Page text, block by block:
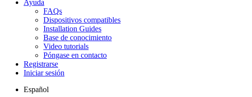
Ayuda
FAQs
Dispositivos compatibles
Installation Guides
Base de conocimiento
Video tutorials
Póngase en contacto
Registrarse
Iniciar sesión
Español